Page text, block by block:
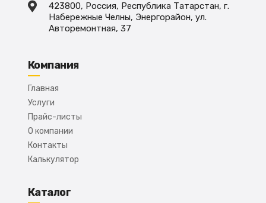
423800, Россия, Республика Татарстан, г.
Набережные Челны, Энергорайон, ул.
Авторемонтная, 37
Компания
Главная
Услуги
Прайс-листы
О компании
Контакты
Калькулятор
Каталог